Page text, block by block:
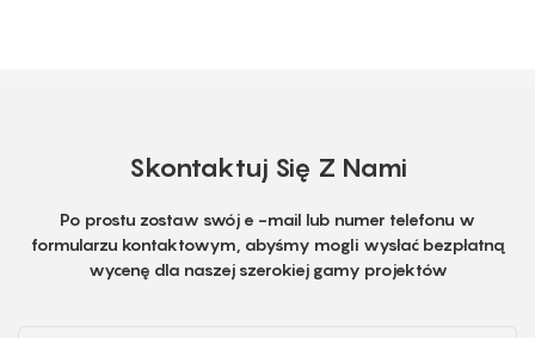
Skontaktuj Się Z Nami
Po prostu zostaw swój e -mail lub numer telefonu w
formularzu kontaktowym, abyśmy mogli wysłać bezpłatną
wycenę dla naszej szerokiej gamy projektów